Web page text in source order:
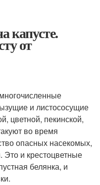
капусте.
от
и листососущие
цветной, пекинской,
во время
опасных насекомых,
и крестоцветные
белянка, и